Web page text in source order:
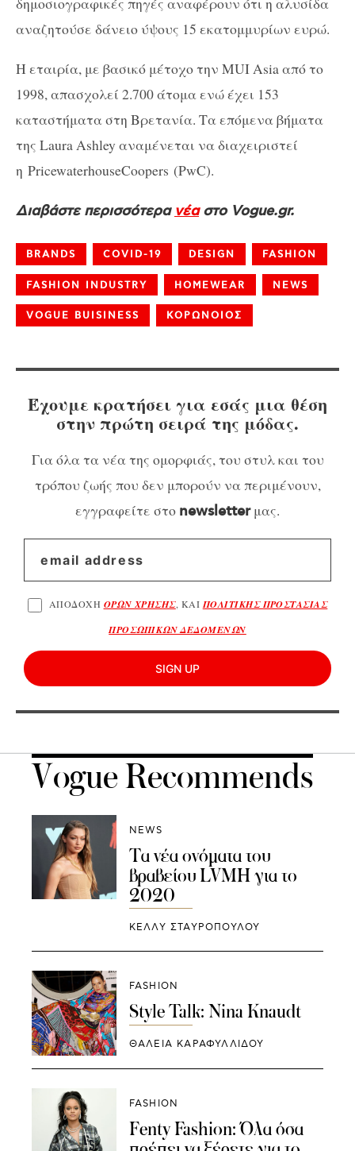
αναζητούσε δάνειο ύψους 15 εκατομμυρίων ευρώ.
Η εταιρία, με βασικό μέτοχο την MUI Asia από το
1998, απασχολεί 2.700 άτομα ενώ έχει 153
καταστήματα στη Βρετανία. Τα επόμενα βήματα
της Laura Ashley αναμένεται να διαχειριστεί
η PricewaterhouseCoopers (PwC).
Διαβάστε περισσότερα νέαστο Vogue.gr.
BRANDS COVID-19 DESIGN FASHION
FASHION INDUSTRY HOMEWEAR NEWS
VOGUE BUISINESS ΚΟΡΩΝΟΙΟΣ
Έχουμε κρατήσει για εσάς μια θέση
στην πρώτη σειρά της μόδας.
Για όλα τα νέα της ομορφιάς, του στυλ και του
τρόπου ζωής που δεν μπορούν να περιμένουν,
εγγραφείτε στο newsletterμας.
ΑΠΟΔΟΧΗ ΟΡΩΝ ΧΡΗΣΗΣ, ΚΑΙ ΠΟΛΙΤΙΚΗΣ ΠΡΟΣΤΑΣΙΑΣ
ΠΡΟΣΩΠΙΚΩΝ ΔΕΔΟΜΕΝΩΝ
SIGN UP
Vogue Recommends
NEWS
Τα νέα ονόματα του
βραβείου LVMH για το
2020
ΚΕΛΛΥ ΣΤΑΥΡΟΠΟΥΛΟΥ
FASHION
Style Talk: Nina Knaudt
ΘΑΛΕΙΑ ΚΑΡΑΦΥΛΛΙΔΟΥ
FASHION
Fenty Fashion: Όλα όσα